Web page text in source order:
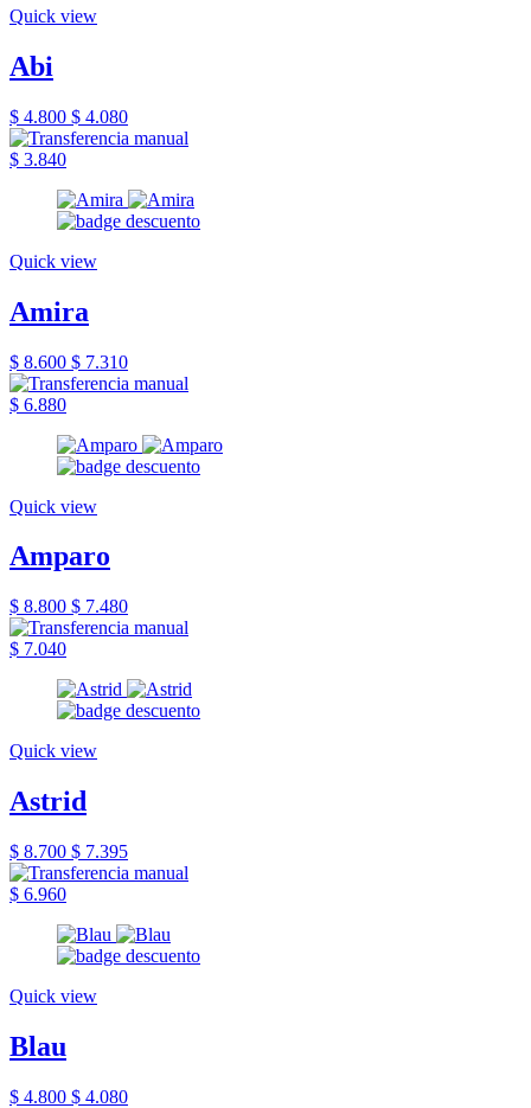
Quick view
Abi
$ 4.800 $ 4.080
$ 3.840
Quick view
Amira
$ 8.600 $ 7.310
$ 6.880
Quick view
Amparo
$ 8.800 $ 7.480
$ 7.040
Quick view
Astrid
$ 8.700 $ 7.395
$ 6.960
Quick view
Blau
$ 4.800 $ 4.080